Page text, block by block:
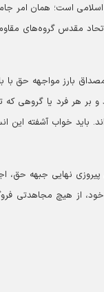
اسلامی است؛ همان امر
مقدس گروه‌های
بارز مواجهه حق با
هر فرد یا گروهی که
باید خواب آشفته این
نهایی جبهه حق،
از هیچ مجاهدتی